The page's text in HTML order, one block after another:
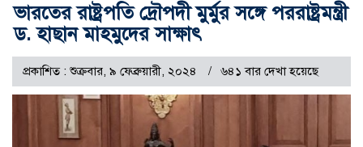
ভারতের রাষ্ট্রপতি দ্রৌপদী মুর্মুর সঙ্গে পররাষ্ট্রমন্ত্রী
ড. হাছান মাহমুদের সাক্ষাৎ
প্রকাশিত : শুক্রবার, ৯ ফেব্রুয়ারী, ২০২৪ ৬৪১ বার দেখা হয়েছে